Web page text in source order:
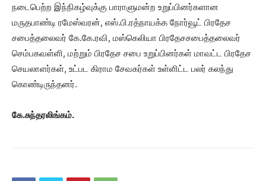
நடைபெற்ற இந்நிகழ்வுக்கு பாராளுமன்ற உறுப்பினர்களான
மருதபாண்டி ரமேஸ்வரன், எஸ்.பி.ரத்நாயக்க நோர்வூட் பிரதேச
சபைத்தலைவர் கே.கே.ரவி, மஸ்கெலியா பிரதேசசபைத்தலைவர்
செம்பகவள்ளி, மற்றும் பிரதேச சபை உறுப்பினர்கள் மாவட்ட பிரதேச
செயலாளர்கள், உட்பட கிராம சேவகர்கள் உள்ளிட்ட பலர் கலந்து
கொண்டிருந்தனர்.
கே.சுந்தரலிங்கம்.